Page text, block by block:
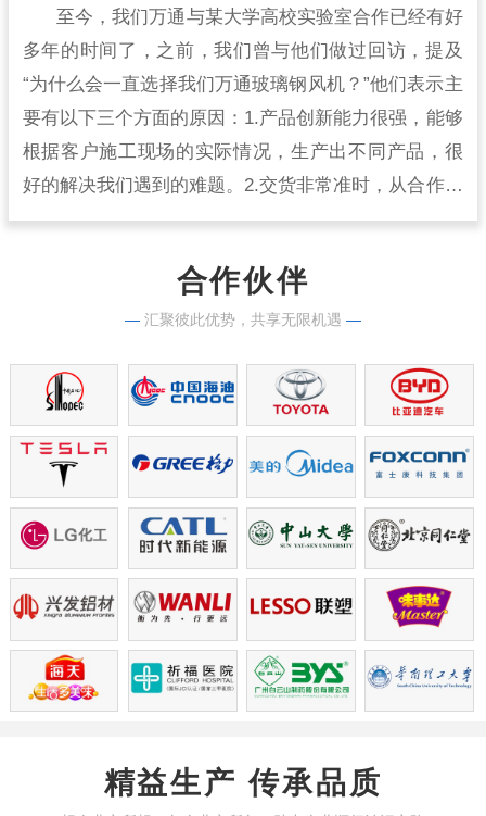
至今，我们万通与某大学高校实验室合作已经有好
多年的时间了，之前，我们曾与他们做过回访，提及
“为什么会一直选择我们万通玻璃钢风机？”他们表示主
要有以下三个方面的原因：1.产品创新能力很强，能够
根据客户施工现场的实际情况，生产出不同产品，很
好的解决我们遇到的难题。2.交货非常准时，从合作开
始到现在，从来没有出现过延时交货的情况，生产实
合作伙伴
— 汇聚彼此优势，共享无限机遇 —
精益生产 传承品质